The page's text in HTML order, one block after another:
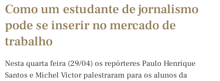
Como um estudante de jornalismo
pode se inserir no mercado de
trabalho
Nesta quarta feira (29/04) os repórteres Paulo Henrique
Santos e Michel Victor palestraram para os alunos da